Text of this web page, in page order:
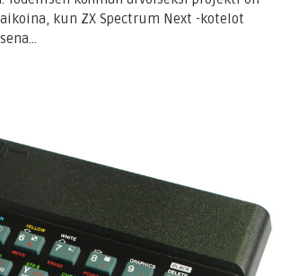
kun ZX Spectrum Next -kotelot